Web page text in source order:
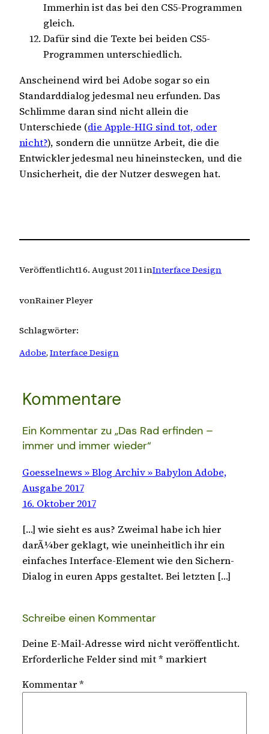
Immerhin ist das bei den CS5-Programmen
gleich.
Dafür sind die Texte bei beiden CS5-
Programmen unterschiedlich.
Anscheinend wird bei Adobe sogar so ein
Standarddialog jedesmal neu erfunden. Das
Schlimme daran sind nicht allein die
Unterschiede (die Apple-HIG sind tot, oder
nicht?), sondern die unnütze Arbeit, die die
Entwickler jedesmal neu hineinstecken, und die
Unsicherheit, die der Nutzer deswegen hat.
Veröffentlicht16. August 2011inInterface Design
vonRainer Pleyer
Schlagwörter:
Adobe, Interface Design
Kommentare
Ein Kommentar zu „Das Rad erfinden –
immer und immer wieder“
Goesselnews » Blog Archiv » Babylon Adobe,
Ausgabe 2017
16. Oktober 2017
[…] wie sieht es aus? Zweimal habe ich hier
darÃ¼ber geklagt, wie uneinheitlich ihr ein
einfaches Interface-Element wie den Sichern-
Dialog in euren Apps gestaltet. Bei letzten […]
Schreibe einen Kommentar
Deine E-Mail-Adresse wird nicht veröffentlicht.
Erforderliche Felder sind mit* markiert
Kommentar*